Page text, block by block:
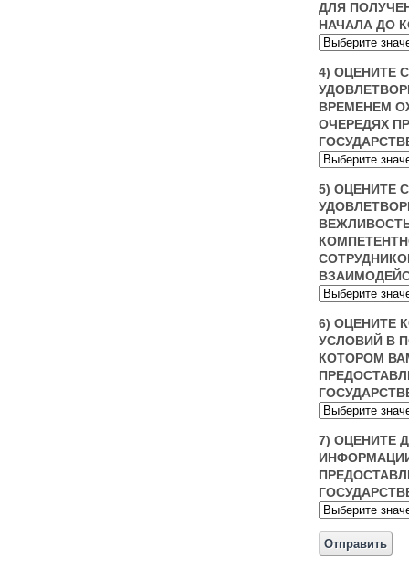
ДЛЯ
НАЧАЛА ДО
4) ОЦЕНИТЕ
ВРЕМЕНЕМ
ОЧЕРЕДЯХ
5) ОЦЕНИТЕ
6) ОЦЕНИТЕ
УСЛОВИЙ В
КОТОРОМ
7) ОЦЕНИТЕ